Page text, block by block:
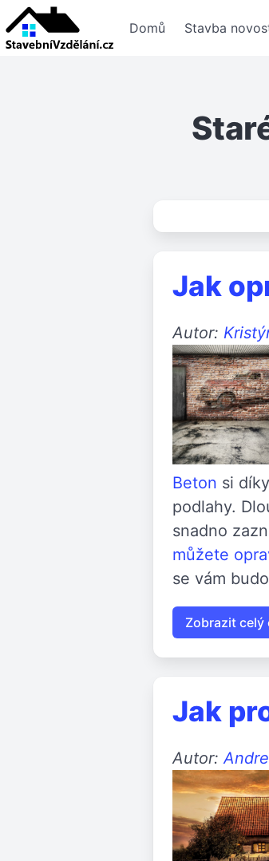
Domů Stavba
Jak
Autor:
Beton si
podlahy.
snadno
můžete
se vám
Zobrazit celý
Jak
Autor: